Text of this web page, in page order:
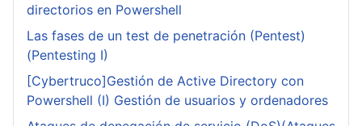
directorios en Powershell
Las fases de un test de penetración (Pentest)
(Pentesting I)
[Cybertruco]Gestión de Active Directory con
Powershell (I) Gestión de usuarios y ordenadores